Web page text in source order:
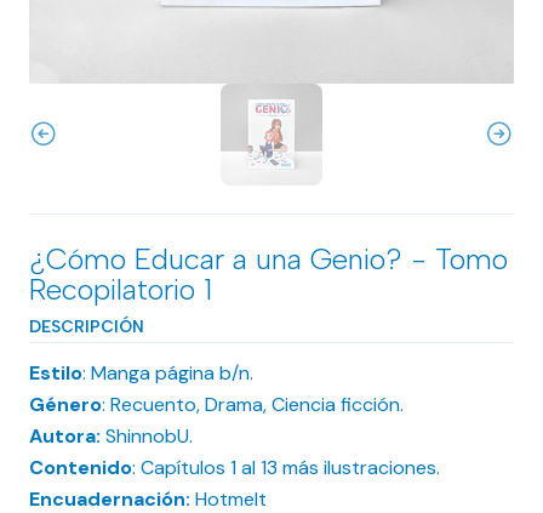
¿Cómo Educar a una Genio? - Tomo
Recopilatorio 1
DESCRIPCIÓN
Estilo: Manga página b/n.
Género: Recuento, Drama, Ciencia ficción.
Autora: ShinnobU.
Contenido: Capítulos 1 al 13 más ilustraciones.
Encuadernación: Hotmelt